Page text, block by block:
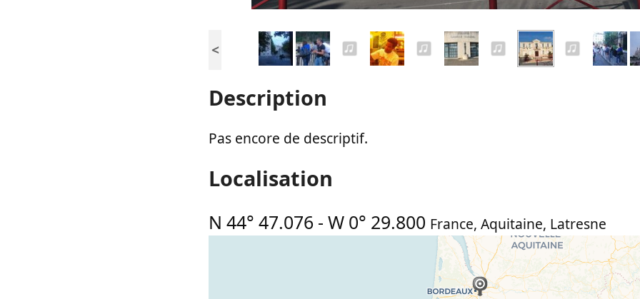
<
Description
Pas encore de descriptif.
Localisation
N 44° 47.076 - W 0° 29.800 France, Aquitaine, Latresne